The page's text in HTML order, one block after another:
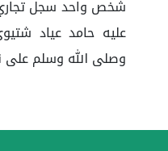
شخص واحد سجل
عليه حامد عياد
وصلى الله وسلم على